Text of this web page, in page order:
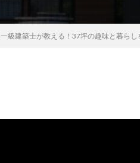
級建築士が教える！37坪の趣味と暮ら